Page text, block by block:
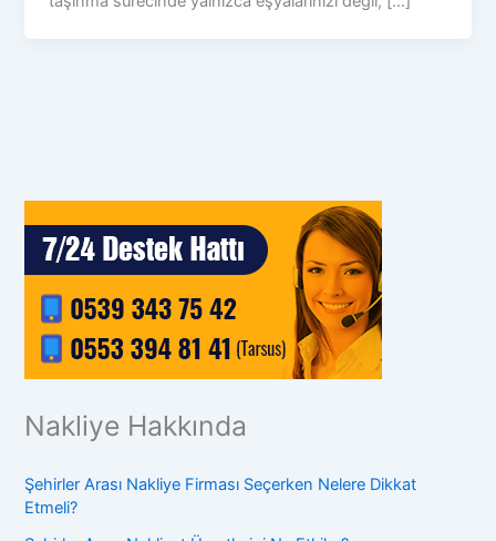
Nakliye Hakkında
Şehirler Arası Nakliye Firması Seçerken Nelere Dikkat
Etmeli?